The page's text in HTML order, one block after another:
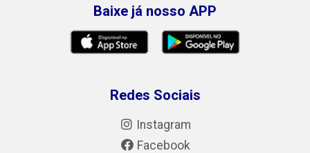
Baixe já nosso APP
Redes Sociais
Instagram
Facebook